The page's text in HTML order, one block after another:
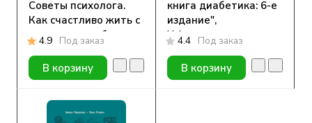
Советы психолога.
Как счастливо жить с
сахарным диабетом.
Загоровская Т. Ю.
4.9 Под заказ
В корзину
книга диабетика: 6-е
издание",
Х.Астамирова,
М.Ахманов
4.4 Под заказ
В корзину